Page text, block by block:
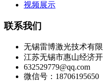
视频展示
联系我们
无锡雷博激光技术有限
江苏无锡市惠山经济
632529779@qq.com
微信号：18706195650